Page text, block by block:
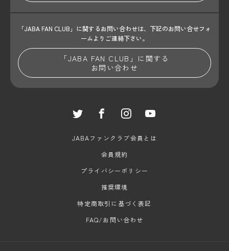
「JABA FAN CLUB」に関するお問い合わせは、 下記のお問い合せフォ
ームよりご連絡下さい。
「JABA FAN CLUB」に関する
お問い合わせ
JABAファンクラブ会員とは
会員規約
プライバシーポリシー
推奨環境
特定商取引に基づく表記
FAQ/お問い合わせ